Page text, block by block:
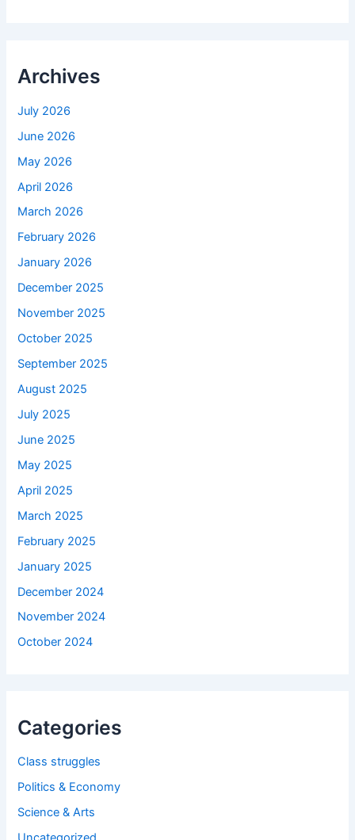
Archives
July 2026
June 2026
May 2026
April 2026
March 2026
February 2026
January 2026
December 2025
November 2025
October 2025
September 2025
August 2025
July 2025
June 2025
May 2025
April 2025
March 2025
February 2025
January 2025
December 2024
November 2024
October 2024
Categories
Class struggles
Politics & Economy
Science & Arts